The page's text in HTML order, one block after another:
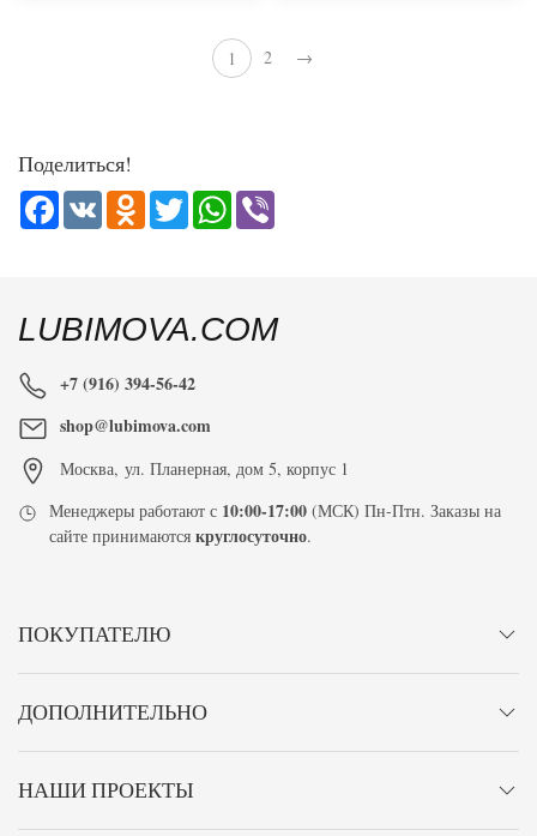
1 2 →
Поделиться!
Facebook
VK Odnoklassniki
TwitterWhatsApp
LUBIMOVA.COM
+7 (916) 394-56-42
shop@lubimova.com
Москва, ул. Планерная, дом 5, корпус 1
Менеджеры работают с 10:00-17:00 (МСК) Пн-Птн. Заказы на
сайте принимаютсякруглосуточно.
ПОКУПАТЕЛЮ
ДОПОЛНИТЕЛЬНО
НАШИ ПРОЕКТЫ